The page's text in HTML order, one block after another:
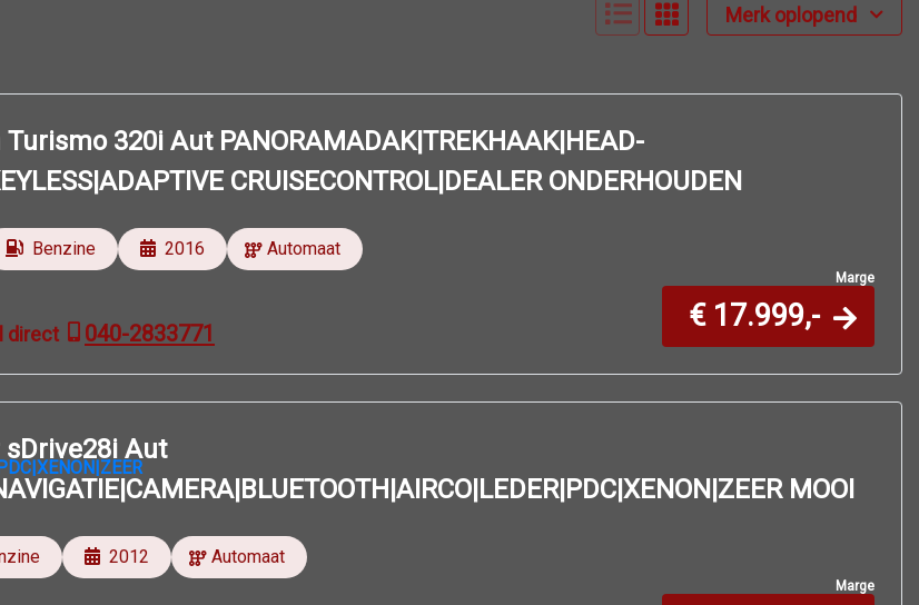
Merk oplopend
320i Aut PANORAMADAK|TREKHAAK|HEAD-
CRUISECONTROL|DEALER ONDERHOUDEN
Benzine 2016 Automaat
direct 040-2833771
Marge
€ 17.999,-
sDrive28i Aut
MOOI
2012 Automaat
Marge